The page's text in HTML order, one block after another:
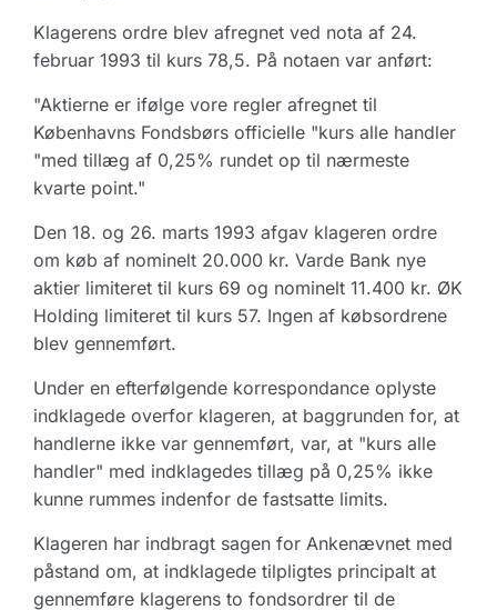
Klagerens ordre blev afregnet ved nota af 24.
februar 1993 til kurs 78,5. På notaen var anført:
"Aktierne er ifølge vore regler afregnet til
Københavns Fondsbørs officielle "kurs alle handler
"med tillæg af 0,25% rundet op til nærmeste
kvarte point."
Den 18. og 26. marts 1993 afgav klageren ordre
om køb af nominelt 20.000 kr. Varde Bank nye
aktier limiteret til kurs 69 og nominelt 11.400 kr. ØK
Holding limiteret til kurs 57. Ingen af købsordrene
blev gennemført.
Under en efterfølgende korrespondance oplyste
indklagede overfor klageren, at baggrunden for, at
handlerne ikke var gennemført, var, at "kurs alle
handler" med indklagedes tillæg på 0,25% ikke
kunne rummes indenfor de fastsatte limits.
Klageren har indbragt sagen for Ankenævnet med
påstand om, at indklagede tilpligtes principalt at
gennemføre klagerens to fondsordrer til de